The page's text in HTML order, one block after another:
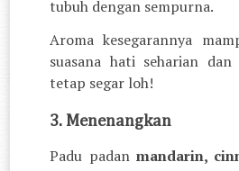
tubuh dengan sempurna.
Aroma kesegarannya
suasana hati seharian dan
tetap segar loh!
3. Menenangkan
Padu padan mandarin,